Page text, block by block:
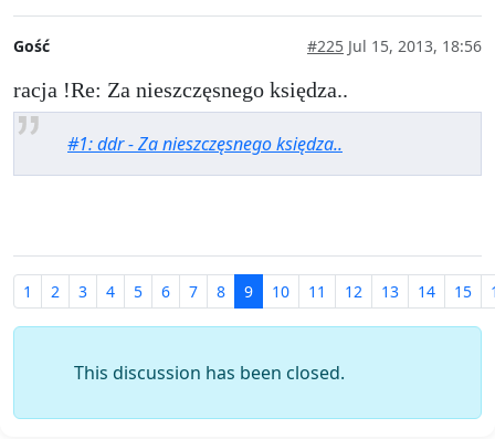
Gość #225 Jul 15, 2013, 18:56
racja !Re: Za nieszczęsnego księdza..
#1: ddr - Za nieszczęsnego księdza..
1 2 3 4 5 6 7 8 9 10 11 12 13 14 15
This discussion has been closed.